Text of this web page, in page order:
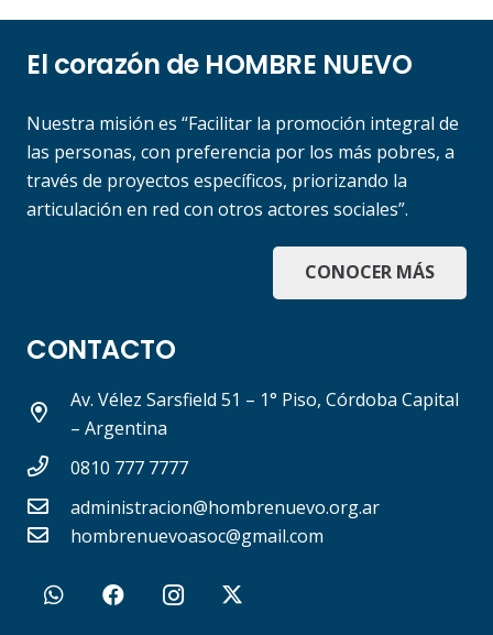
El corazón de HOMBRE NUEVO
Nuestra misión es “Facilitar la promoción integral de
las personas, con preferencia por los más pobres, a
través de proyectos específicos, priorizando la
articulación en red con otros actores sociales”.
CONOCER MÁS
CONTACTO
Av. Vélez Sarsfield 51 – 1° Piso, Córdoba Capital
– Argentina
0810 777 7777
administracion@hombrenuevo.org.ar
hombrenuevoasoc@gmail.com